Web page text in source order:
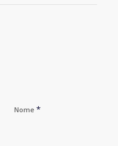
Nome *